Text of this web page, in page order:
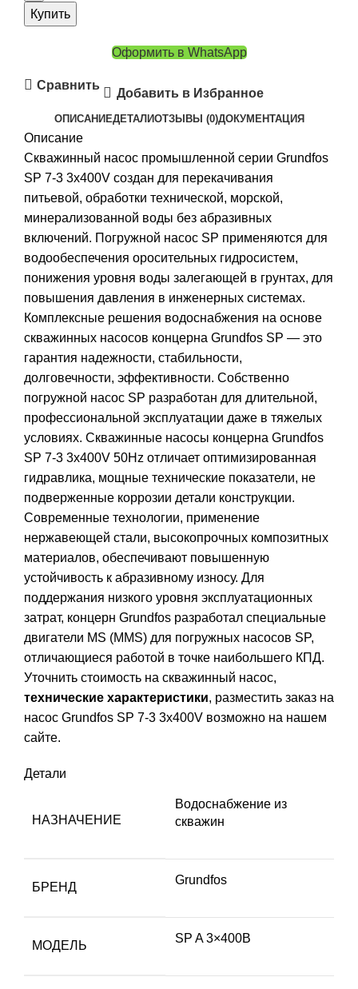
Купить
Оформить в WhatsApp
Сравнить
Добавить в Избранное
ОПИСАНИЕДЕТАЛИОТЗЫВЫ (0)ДОКУМЕНТАЦИЯ
Описание
Скважинный насос промышленной серии Grundfos
SP 7-3 3x400V создан для перекачивания
питьевой, обработки технической, морской,
минерализованной воды без абразивных
включений. Погружной насос SP применяются для
водообеспечения оросительных гидросистем,
понижения уровня воды залегающей в грунтах, для
повышения давления в инженерных системах.
Комплексные решения водоснабжения на основе
скважинных насосов концерна Grundfos SP — это
гарантия надежности, стабильности,
долговечности, эффективности. Собственно
погружной насос SP разработан для длительной,
профессиональной эксплуатации даже в тяжелых
условиях. Скважинные насосы концерна Grundfos
SP 7-3 3x400V 50Hz отличает оптимизированная
гидравлика, мощные технические показатели, не
подверженные коррозии детали конструкции.
Современные технологии, применение
нержавеющей стали, высокопрочных композитных
материалов, обеспечивают повышенную
устойчивость к абразивному износу. Для
поддержания низкого уровня эксплуатационных
затрат, концерн Grundfos разработал специальные
двигатели MS (MMS) для погружных насосов SP,
отличающиеся работой в точке наибольшего КПД.
Уточнить стоимость на скважинный насос,
технические характеристики, разместить заказ на
насос Grundfos SP 7-3 3x400V возможно на нашем
сайте.
Детали
НАЗНАЧЕНИЕ
Водоснабжение из
скважин
БРЕНД
Grundfos
МОДЕЛЬ
SP A 3×400В